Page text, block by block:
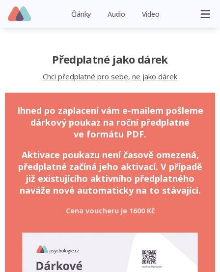
Články Audio Video
Předplatné jako dárek
Chci předplatné pro sebe, ne jako dárek
Ihned po zaplacení vám e-mailem pošleme
dárkový poukaz na roční předplatné
ve formátu PDF.
Aktivace poukazu není časově omezená,
předplatné začíná jeho aktivací. V případě
již existujícího aktivního předplatného
naváže nové automaticky na to stávající.
Cena voucheru je 1600 Kč